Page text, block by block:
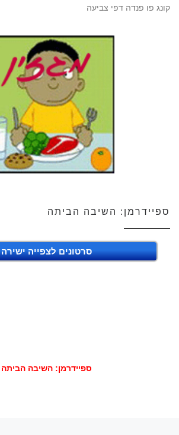
קונג פו פנדה דפי צביעה
ספיידרמן: השיבה הביתה
סרטונים לצפייה ישירה
ספיידרמן: השיבה הביתה